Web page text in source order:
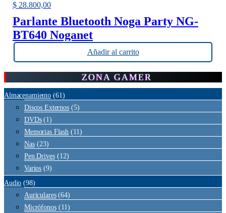
$ 28.800,00
Parlante Bluetooth Noga Party NG-
BT640 Noganet
Añadir al carrito
ZONA GAMER
Almacenamiento (61)
Discos Externos (5)
DVDs (1)
Memorias Flash (11)
Nas (23)
Pen Drives (12)
Varios (9)
Audio (98)
Auriculares (64)
Micrófonos (11)